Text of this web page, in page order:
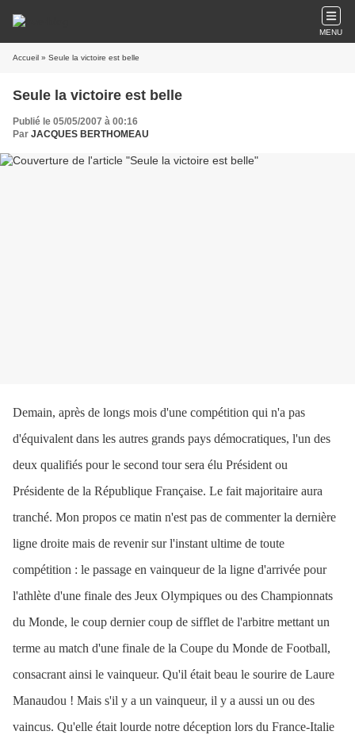
MENU
Accueil » Seule la victoire est belle
Seule la victoire est belle
Publié le 05/05/2007 à 00:16
Par JACQUES BERTHOMEAU
Demain, après de longs mois d'une compétition qui n'a pas
d'équivalent dans les autres grands pays démocratiques, l'un des
deux qualifiés pour le second tour sera élu Président ou
Présidente de la République Française. Le fait majoritaire aura
tranché. Mon propos ce matin n'est pas de commenter la dernière
ligne droite mais de revenir sur l'instant ultime de toute
compétition : le passage en vainqueur de la ligne d'arrivée pour
l'athlète d'une finale des Jeux Olympiques ou des Championnats
du Monde, le coup dernier coup de sifflet de l'arbitre mettant un
terme au match d'une finale de la Coupe du Monde de Football,
consacrant ainsi le vainqueur. Qu'il était beau le sourire de Laure
Manaudou ! Mais s'il y a un vainqueur, il y a aussi un ou des
vaincus. Qu'elle était lourde notre déception lors du France-Italie